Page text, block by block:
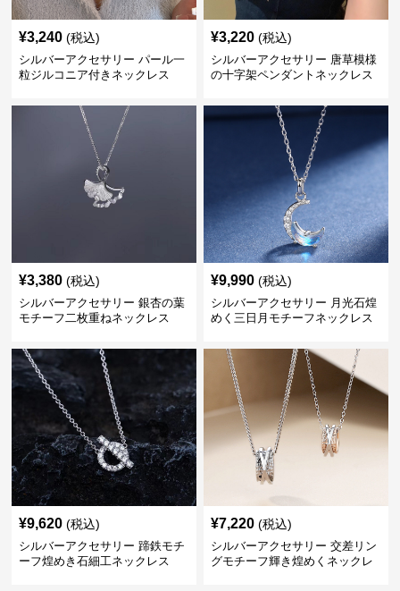
¥3,240 (税込)
シルバーアクセサリー パール一
粒ジルコニア付きネックレス
¥3,220 (税込)
シルバーアクセサリー 唐草模様
の十字架ペンダントネックレス
¥3,380 (税込)
シルバーアクセサリー 銀杏の葉
モチーフ二枚重ねネックレス
¥9,990 (税込)
シルバーアクセサリー 月光石煌
めく三日月モチーフネックレス
¥9,620 (税込)
シルバーアクセサリー 蹄鉄モチ
ーフ煌めき石細工ネックレス
¥7,220 (税込)
シルバーアクセサリー 交差リン
グモチーフ輝き煌めくネックレ